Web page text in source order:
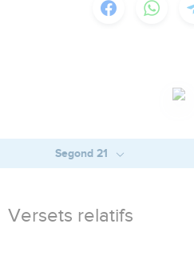
Segond 21
Versets relatifs